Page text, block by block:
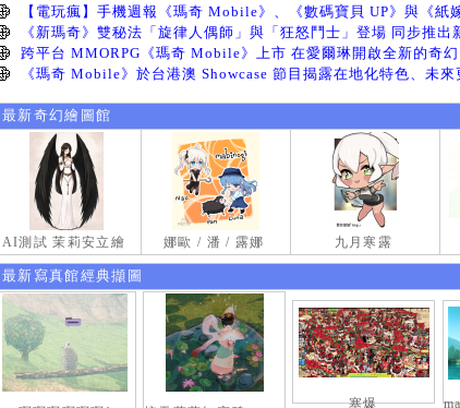
最新奇幻繪圖館
AI測試 茉莉安立繪 娜歐 / 潘 / 露娜 九月寒露
最新寫真館經典擷圖
塞爆